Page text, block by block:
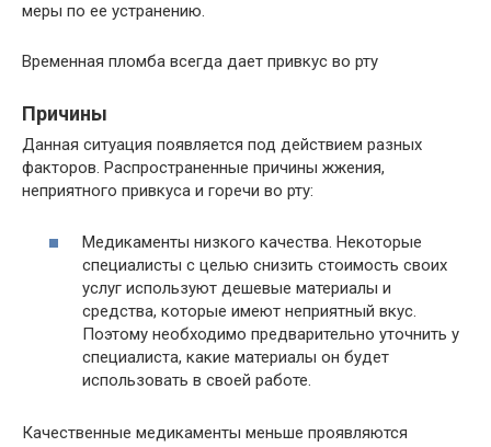
меры по ее устранению.
Временная пломба всегда дает привкус во рту
Причины
Данная ситуация появляется под действием разных
факторов. Распространенные причины жжения,
неприятного привкуса и горечи во рту:
Медикаменты низкого качества. Некоторые
специалисты с целью снизить стоимость своих
услуг используют дешевые материалы и
средства, которые имеют неприятный вкус.
Поэтому необходимо предварительно уточнить у
специалиста, какие материалы он будет
использовать в своей работе.
Качественные медикаменты меньше проявляются